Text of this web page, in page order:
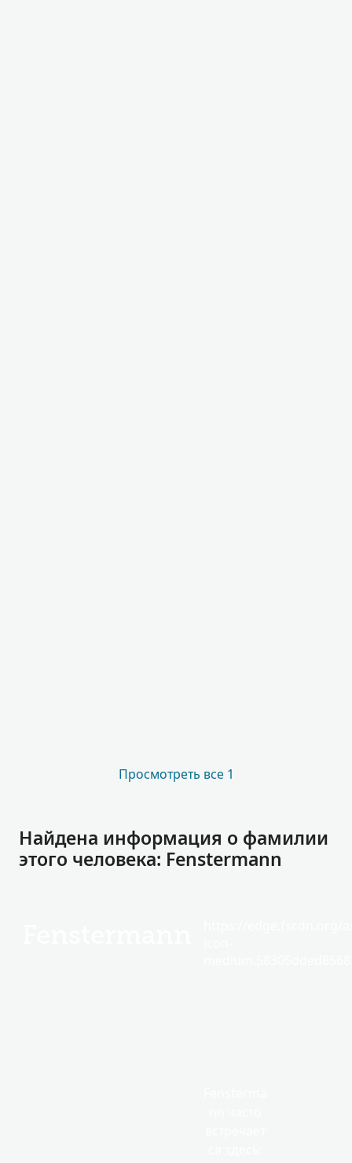
Просмотреть все 1
Найдена информация о фамилии
этого человека: Fenstermann